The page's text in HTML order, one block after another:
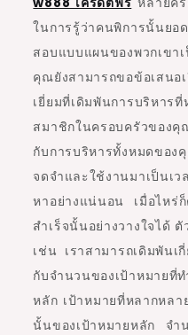
ในการรู้ว่าคนพิการนั้นยอ
สอบแบบแผนของพวกเข
คุณยังสามารถขอข้อเสนอ
เยี่ยมที่เดิมพันการบริหาร
สมาชิกในครอบครัวของ
กับการบริหารทั้งหมดของ
จดจำและใช้งานมาเป็นเ
หาอย่างแน่นอน เมื่อไหร่
สำเร็จนั้นอย่างวางใจได้
เช่น เราสามารถเดิมพันเ
กับจำนวนของเป้าหมาย
หลัก เป้าหมายที่หลากหล
นั้นของเป้าหมายหลัก จำ